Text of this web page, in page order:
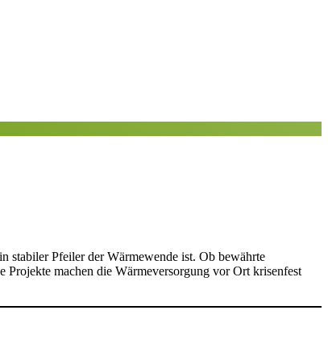
stabiler Pfeiler der Wärmewende ist. Ob bewährte
machen die Wärmeversorgung vor Ort krisenfest